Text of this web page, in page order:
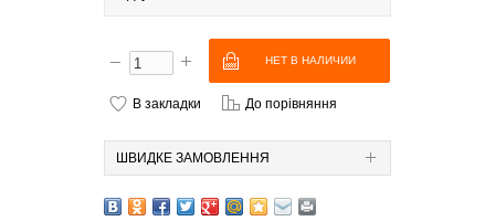
В закладки До порівняння
ШВИДКЕ ЗАМОВЛЕННЯ